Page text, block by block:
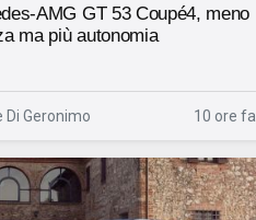
AMG GT 53 Coupé4, meno
ma più autonomia
Di Geronimo 10 ore fa